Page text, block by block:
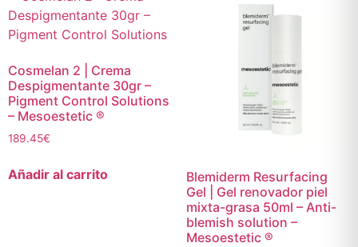
Cosmelan 2 | Crema
Despigmentante 30gr –
Pigment Control Solutions
– Mesoestetic ®
189.45€
Añadir al carrito
Blemiderm Resurfacing
Gel | Gel renovador piel
mixta-grasa 50ml – Anti-
blemish solution –
Mesoestetic ®